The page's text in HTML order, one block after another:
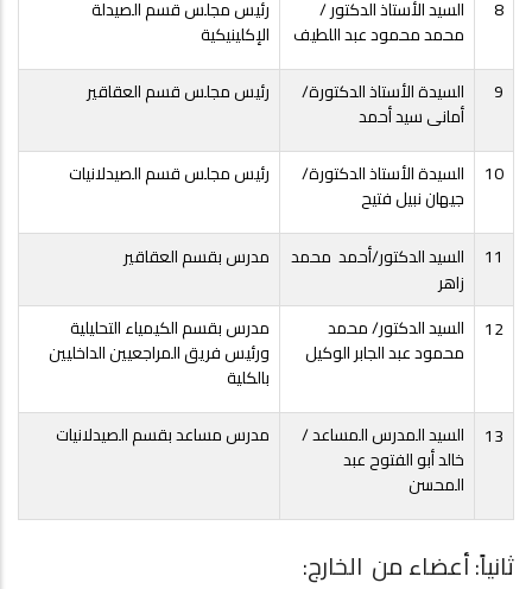
8
السيد الأستاذ الدكتور /
محمد محمود عبد اللطيف
رئيس مجلس قسم الصيدلة
الإكلينيكية
9
السيدة الأستاذ الدكتورة/
أمانى سيد أحمد
رئيس مجلس قسم العقاقير
10
السيدة الأستاذ الدكتورة/
جيهان نبيل فتيح
رئيس مجلس قسم الصيدلانيات
11
السيد الدكتور/أحمد محمد
زاهر
مدرس بقسم العقاقير
12
السيد الدكتور/ محمد
محمود عبد الجابر الوكيل
مدرس بقسم الكيمياء التحليلية
ورئيس فريق المراجعيين الداخليين
بالكلية
13
السيد المدرس المساعد /
خالد أبو الفتوح عبد
المحسن
مدرس مساعد بقسم الصيدلانيات
ثانياً: أعضاء من الخارج: